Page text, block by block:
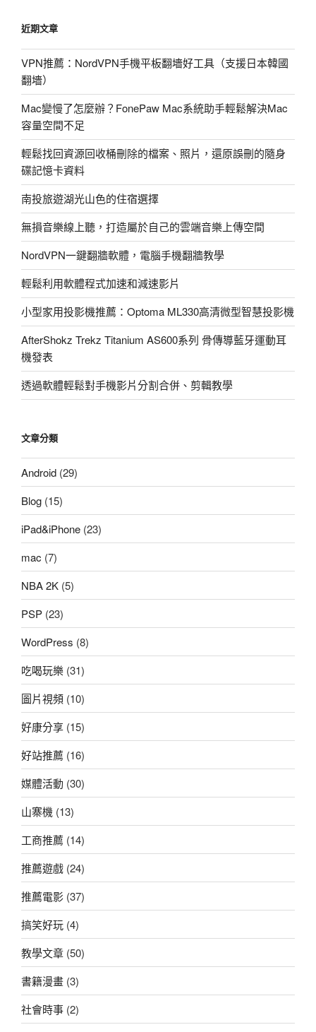
偉
影
2011
羽
球
世
錦
賽
決
賽〉
近期文章
VPN推薦：NordVPN手機平板翻墻好工具（支援日本韓國
翻墻）
Mac變慢了怎麼辦？FonePaw Mac系統助手輕鬆解決Mac
容量空間不足
輕鬆找回資源回收桶刪除的檔案、照片，還原誤刪的隨身
碟記憶卡資料
南投旅遊湖光山色的住宿選擇
無損音樂線上聽，打造屬於自己的雲端音樂上傳空間
NordVPN一鍵翻牆軟體，電腦手機翻牆教學
輕鬆利用軟體程式加速和減速影片
小型家用投影機推薦：Optoma ML330高清微型智慧投影機
AfterShokz Trekz Titanium AS600系列 骨傳導藍牙運動耳
機發表
透過軟體輕鬆對手機影片分割合併、剪輯教學
文章分類
Android (29)
Blog (15)
iPad&iPhone (23)
mac (7)
NBA 2K (5)
PSP (23)
WordPress (8)
吃喝玩樂 (31)
圖片視頻 (10)
好康分享 (15)
好站推薦 (16)
媒體活動 (30)
山寨機 (13)
工商推薦 (14)
推薦遊戲 (24)
推薦電影 (37)
搞笑好玩 (4)
教學文章 (50)
書籍漫畫 (3)
社會時事 (2)